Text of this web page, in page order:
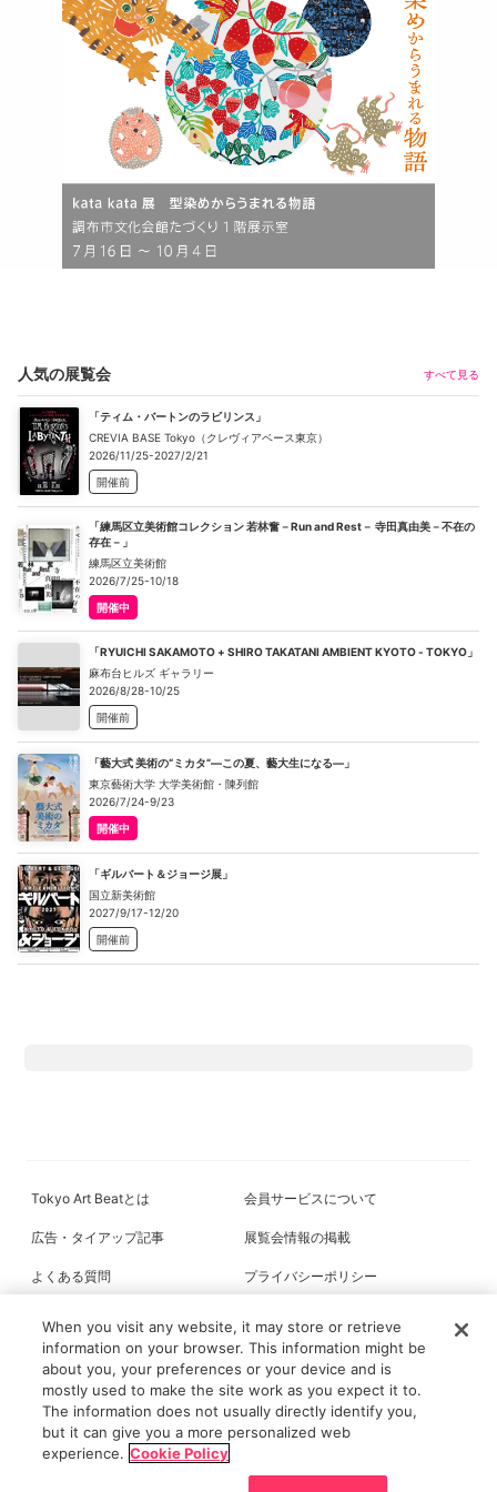
人気の展覧会 すべて見る
「ティム・バートンのラビリンス」
CREVIA BASE Tokyo（クレヴィアベース東京）
2026/11/25-2027/2/21
開催前
「練馬区立美術館コレクション 若林奮－Run and Rest－ 寺田真由美－不在の
存在－」
練馬区立美術館
2026/7/25-10/18
開催中
「RYUICHI SAKAMOTO + SHIRO TAKATANI AMBIENT KYOTO - TOKYO」
麻布台ヒルズ ギャラリー
2026/8/28-10/25
開催前
「藝大式 美術の“ミカタ”―この夏、藝大生になる―」
東京藝術大学 大学美術館・陳列館
2026/7/24-9/23
開催中
「ギルバート＆ジョージ展」
国立新美術館
2027/9/17-12/20
開催前
Tokyo Art Beatとは 会員サービスについて
広告・タイアップ記事 展覧会情報の掲載
よくある質問 プライバシーポリシー
All content on this site is © its respective owner(s). Tokyo Art Beat (2004-
2026).
When you visit any website, it may store or retrieve
information on your browser. This information might be
about you, your preferences or your device and is
mostly used to make the site work as you expect it to.
The information does not usually directly identify you,
but it can give you a more personalized web
experience. Cookie Policy